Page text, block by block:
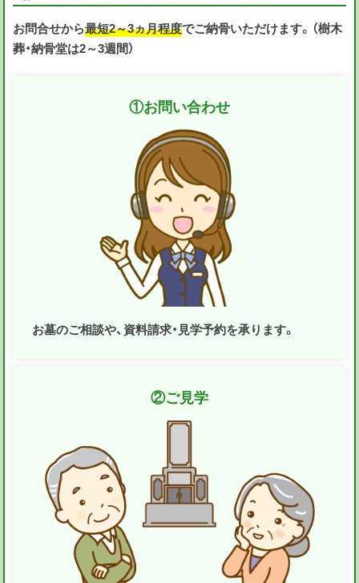
お問合せから最短2～3ヵ月程度でご納骨いただけます。（樹木
葬・納骨堂は2～3週間）
①お問い合わせ
お墓のご相談や、資料請求・見学予約を承ります。
②ご見学